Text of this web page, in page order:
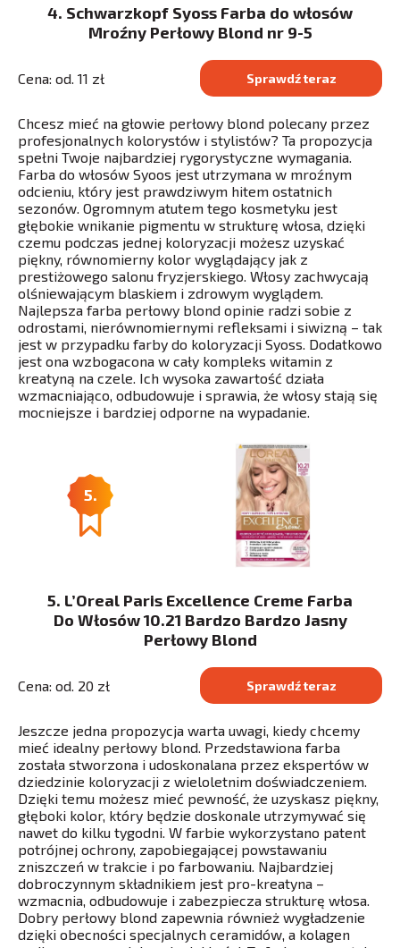
4. Schwarzkopf Syoss Farba do włosów
Mroźny Perłowy Blond nr 9-5
Cena: od. 11 zł Sprawdź teraz
Chcesz mieć na głowie perłowy blond polecany przez
profesjonalnych kolorystów i stylistów? Ta propozycja
spełni Twoje najbardziej rygorystyczne wymagania.
Farba do włosów Syoos jest utrzymana w mroźnym
odcieniu, który jest prawdziwym hitem ostatnich
sezonów. Ogromnym atutem tego kosmetyku jest
głębokie wnikanie pigmentu w strukturę włosa, dzięki
czemu podczas jednej koloryzacji możesz uzyskać
piękny, równomierny kolor wyglądający jak z
prestiżowego salonu fryzjerskiego. Włosy zachwycają
olśniewającym blaskiem i zdrowym wyglądem.
Najlepsza farba perłowy blond opinie radzi sobie z
odrostami, nierównomiernymi refleksami i siwizną – tak
jest w przypadku farby do koloryzacji Syoss. Dodatkowo
jest ona wzbogacona w cały kompleks witamin z
kreatyną na czele. Ich wysoka zawartość działa
wzmacniająco, odbudowuje i sprawia, że włosy stają się
mocniejsze i bardziej odporne na wypadanie.
5.
5. L’Oreal Paris Excellence Creme Farba
Do Włosów 10.21 Bardzo Bardzo Jasny
Perłowy Blond
Cena: od. 20 zł Sprawdź teraz
Jeszcze jedna propozycja warta uwagi, kiedy chcemy
mieć idealny perłowy blond. Przedstawiona farba
została stworzona i udoskonalana przez ekspertów w
dziedzinie koloryzacji z wieloletnim doświadczeniem.
Dzięki temu możesz mieć pewność, że uzyskasz piękny,
głęboki kolor, który będzie doskonale utrzymywać się
nawet do kilku tygodni. W farbie wykorzystano patent
potrójnej ochrony, zapobiegającej powstawaniu
zniszczeń w trakcie i po farbowaniu. Najbardziej
dobroczynnym składnikiem jest pro-kreatyna –
wzmacnia, odbudowuje i zabezpiecza strukturę włosa.
Dobry perłowy blond zapewnia również wygładzenie
dzięki obecności specjalnych ceramidów, a kolagen